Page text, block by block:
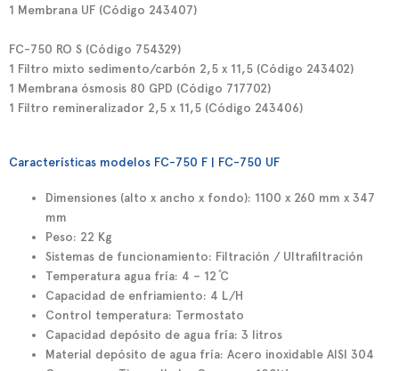
1 Membrana UF (Código 243407)
FC-750 RO S (Código 754329)
1 Filtro mixto sedimento/carbón 2,5 x 11,5 (Código 243402)
1 Membrana ósmosis 80 GPD (Código 717702)
1 Filtro remineralizador 2,5 x 11,5 (Código 243406)
Características modelos FC-750 F | FC-750 UF
Dimensiones (alto x ancho x fondo): 1100 x 260 mm x 347
mm
Peso: 22 Kg
Sistemas de funcionamiento: Filtración / Ultrafiltración
Temperatura agua fría: 4 – 12 ̊C
Capacidad de enfriamiento: 4 L/H
Control temperatura: Termostato
Capacidad depósito de agua fría: 3 litros
Material depósito de agua fría: Acero inoxidable AISI 304